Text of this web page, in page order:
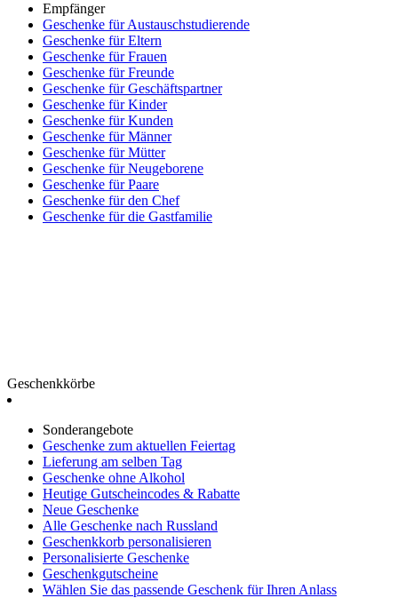
Empfänger
Geschenke für Austauschstudierende
Geschenke für Eltern
Geschenke für Frauen
Geschenke für Freunde
Geschenke für Geschäftspartner
Geschenke für Kinder
Geschenke für Kunden
Geschenke für Männer
Geschenke für Mütter
Geschenke für Neugeborene
Geschenke für Paare
Geschenke für den Chef
Geschenke für die Gastfamilie
Geschenkkörbe
Sonderangebote
Geschenke zum aktuellen Feiertag
Lieferung am selben Tag
Geschenke ohne Alkohol
Heutige Gutscheincodes & Rabatte
Neue Geschenke
Alle Geschenke nach Russland
Geschenkkorb personalisieren
Personalisierte Geschenke
Geschenkgutscheine
Wählen Sie das passende Geschenk für Ihren Anlass